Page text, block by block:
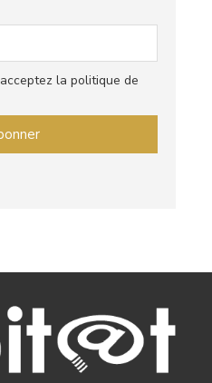
la politique de